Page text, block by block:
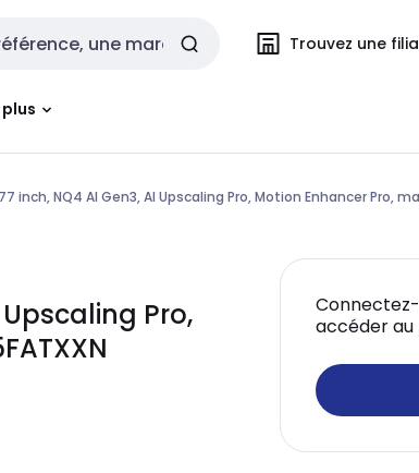
Trouvez une
77 inch, NQ4 AI Gen3, AI Upscaling Pro, Motion Enhancer Pro,
Upscaling Pro,
accéder